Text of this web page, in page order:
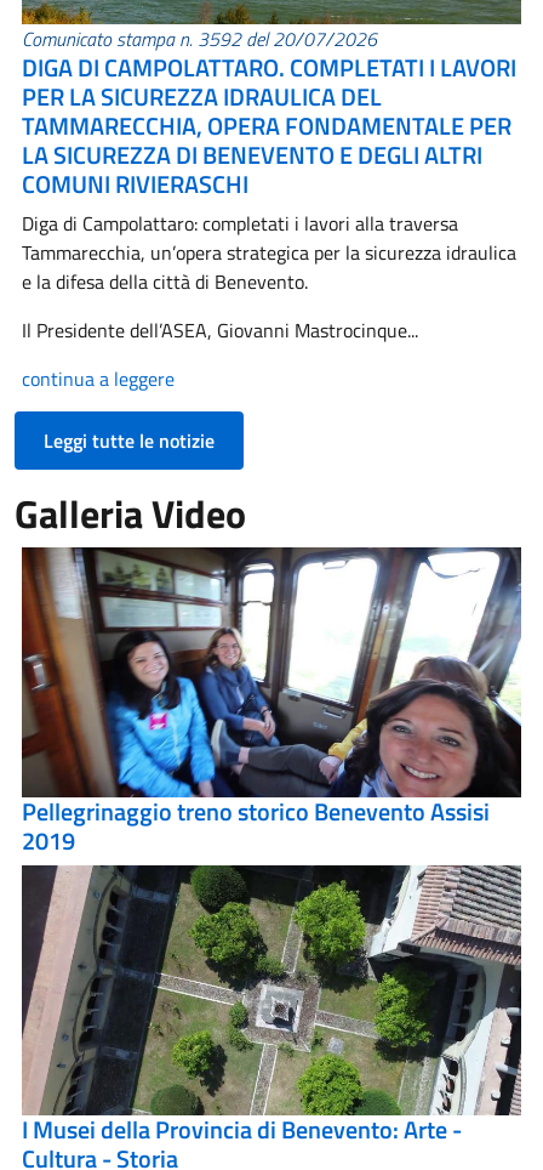
Comunicato stampa n. 3592 del 20/07/2026
DIGA DI CAMPOLATTARO. COMPLETATI I LAVORI
PER LA SICUREZZA IDRAULICA DEL
TAMMARECCHIA, OPERA FONDAMENTALE PER
LA SICUREZZA DI BENEVENTO E DEGLI ALTRI
COMUNI RIVIERASCHI
Diga di Campolattaro: completati i lavori alla traversa
Tammarecchia, un’opera strategica per la sicurezza idraulica
e la difesa della città di Benevento.
Il Presidente dell’ASEA, Giovanni Mastrocinque...
continua a leggere
Leggi tutte le notizie
Galleria Video
Pellegrinaggio treno storico Benevento Assisi
2019
I Musei della Provincia di Benevento: Arte -
Cultura - Storia